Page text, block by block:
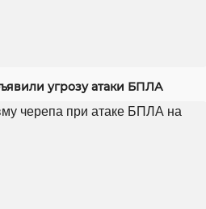
угрозу атаки БПЛА